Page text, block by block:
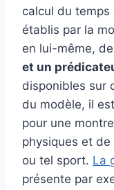
calcul du
établis par la
en lui-même,
et un
disponibles sur
du modèle, il
pour une
physiques et
ou tel sport. La
présente par